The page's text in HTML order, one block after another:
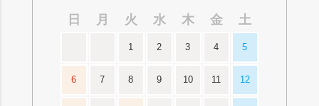
日
月 火 水 木 金 土
1 2 3 4 5
6 7 8 9 10 11 12